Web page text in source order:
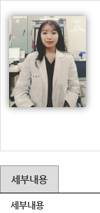
세부내용
세부내용